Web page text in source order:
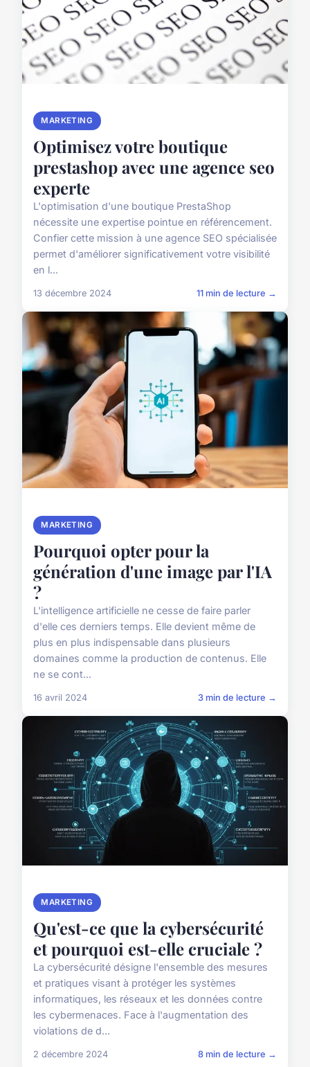
MARKETING
Optimisez votre boutique
prestashop avec une agence seo
experte
L'optimisation d'une boutique PrestaShop
nécessite une expertise pointue en référencement.
Confier cette mission à une agence SEO spécialisée
permet d'améliorer significativement votre visibilité
en l...
13 décembre 2024 11 min de lecture →
MARKETING
Pourquoi opter pour la
génération d'une image par l'IA
?
L'intelligence artificielle ne cesse de faire parler
d'elle ces derniers temps. Elle devient même de
plus en plus indispensable dans plusieurs
domaines comme la production de contenus. Elle
ne se cont...
16 avril 2024 3 min de lecture →
MARKETING
Qu'est-ce que la cybersécurité
et pourquoi est-elle cruciale ?
La cybersécurité désigne l'ensemble des mesures
et pratiques visant à protéger les systèmes
informatiques, les réseaux et les données contre
les cybermenaces. Face à l'augmentation des
violations de d...
2 décembre 2024 8 min de lecture →